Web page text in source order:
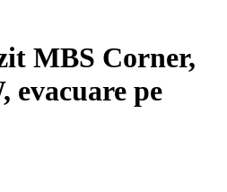
MBS Corner,
evacuare pe